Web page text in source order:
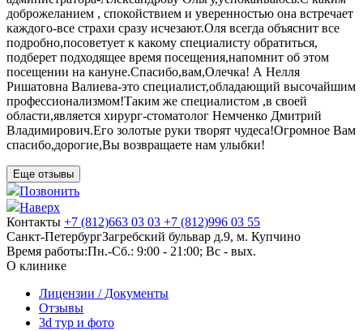
доброжеланием , спокойствием и уверенностью она встречает
каждого-все страхи сразу исчезают.Оля всегда объяснит все
подробно,посоветует к какому специалисту обратиться,
подберет подходящее время посещения,напомнит об этом
посещении на кануне.Спасибо,вам,Олечка! А Нелля
Ришатовна Валиева-это специалист,обладающий высочайшим
профессионализмом!Таким же специалистом ,в своей
области,является хирург-стоматолог Немченко Дмитрий
Владимирович.Его золотые руки творят чудеса!Огромное Вам
спасибо,дорогие,Вы возвращаете нам улыбки!
Еще отзывы
Позвонить
Наверх
Контакты +7 (812)663 03 03 +7 (812)996 03 55
Санкт-ПетербургЗагребский бульвар д.9, м. Купчино
Время работы:Пн.-Сб.: 9:00 - 21:00; Вс - вых.
О клинике
Лицензии / Документы
Отзывы
3d тур и фото